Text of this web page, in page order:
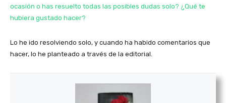
ocasión o has resuelto todas las posibles dudas solo? ¿Qué te
hubiera gustado hacer?
Lo he ido resolviendo solo, y cuando ha habido comentarios que
hacer, lo he planteado a través de la editorial.